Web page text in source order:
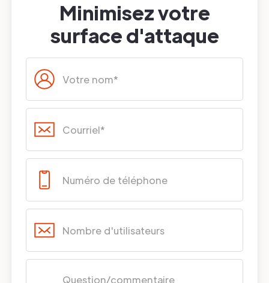
Minimisez votre
surface d'attaque